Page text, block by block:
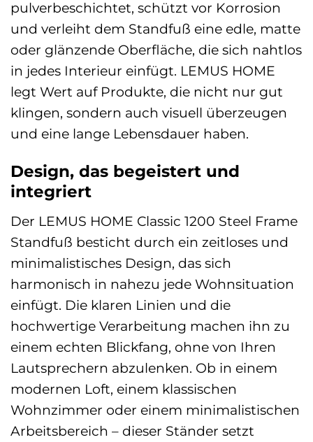
pulverbeschichtet, schützt vor Korrosion
und verleiht dem Standfuß eine edle, matte
oder glänzende Oberfläche, die sich nahtlos
in jedes Interieur einfügt. LEMUS HOME
legt Wert auf Produkte, die nicht nur gut
klingen, sondern auch visuell überzeugen
und eine lange Lebensdauer haben.
Design, das begeistert und
integriert
Der LEMUS HOME Classic 1200 Steel Frame
Standfuß besticht durch ein zeitloses und
minimalistisches Design, das sich
harmonisch in nahezu jede Wohnsituation
einfügt. Die klaren Linien und die
hochwertige Verarbeitung machen ihn zu
einem echten Blickfang, ohne von Ihren
Lautsprechern abzulenken. Ob in einem
modernen Loft, einem klassischen
Wohnzimmer oder einem minimalistischen
Arbeitsbereich – dieser Ständer setzt